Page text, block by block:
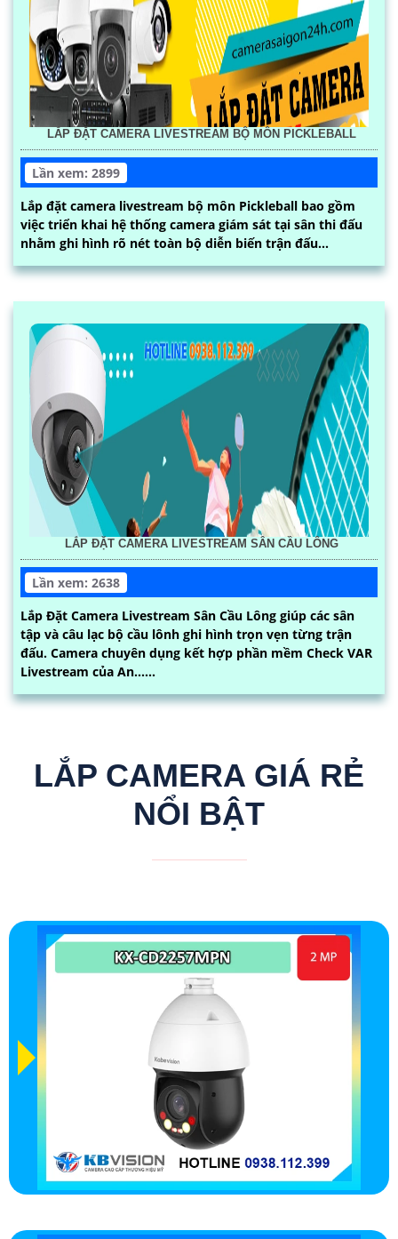
LẮP ĐẶT CAMERA LIVESTREAM BỘ MÔN PICKLEBALL
Lần xem: 2899
Lắp đặt camera livestream bộ môn Pickleball bao gồm
việc triển khai hệ thống camera giám sát tại sân thi đấu
nhằm ghi hình rõ nét toàn bộ diễn biến trận đấu...
LẮP ĐẶT CAMERA LIVESTREAM SÂN CẦU LÔNG
Lần xem: 2638
Lắp Đặt Camera Livestream Sân Cầu Lông giúp các sân
tập và câu lạc bộ cầu lônh ghi hình trọn vẹn từng trận
đấu. Camera chuyên dụng kết hợp phần mềm Check VAR
Livestream của An......
LẮP CAMERA GIÁ RẺ
NỔI BẬT